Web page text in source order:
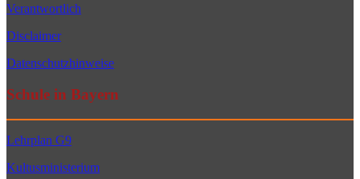
Verantwortlich
Disclaimer
Datenschutzhinweise
Schule in Bayern
Lehrplan G9
Kultusministerium